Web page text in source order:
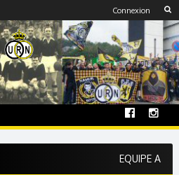
Connexion
EQUIPE A